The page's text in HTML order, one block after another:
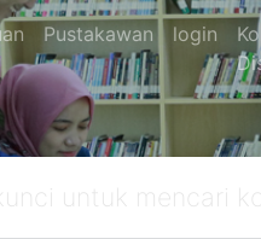
Pustakawan login